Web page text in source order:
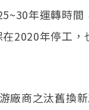
年運轉時間
2020年停工，
廠商之汰舊換